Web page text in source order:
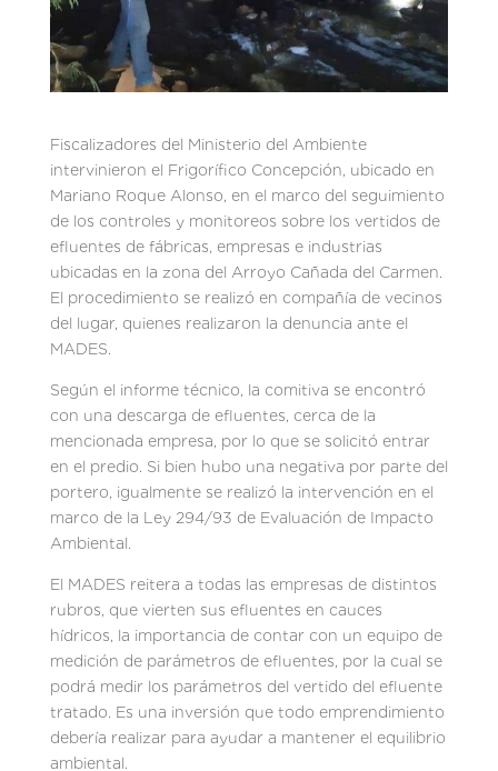
Fiscalizadores del Ministerio del Ambiente
intervinieron el Frigorífico Concepción, ubicado en
Mariano Roque Alonso, en el marco del seguimiento
de los controles y monitoreos sobre los vertidos de
efluentes de fábricas, empresas e industrias
ubicadas en la zona del Arroyo Cañada del Carmen.
El procedimiento se realizó en compañía de vecinos
del lugar, quienes realizaron la denuncia ante el
MADES.
Según el informe técnico, la comitiva se encontró
con una descarga de efluentes, cerca de la
mencionada empresa, por lo que se solicitó entrar
en el predio. Si bien hubo una negativa por parte del
portero, igualmente se realizó la intervención en el
marco de la Ley 294/93 de Evaluación de Impacto
Ambiental.
El MADES reitera a todas las empresas de distintos
rubros, que vierten sus efluentes en cauces
hídricos, la importancia de contar con un equipo de
medición de parámetros de efluentes, por la cual se
podrá medir los parámetros del vertido del efluente
tratado. Es una inversión que todo emprendimiento
debería realizar para ayudar a mantener el equilibrio
ambiental.